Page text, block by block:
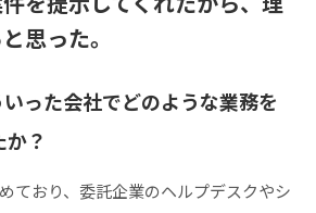
思った。
った会社でどのような業務を
？
ており、委託企業のヘルプデスクやシ